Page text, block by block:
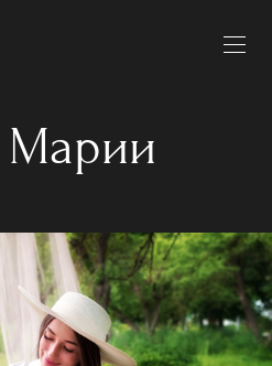
Марии